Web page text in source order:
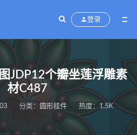
登录
JDP12个瓣坐莲浮雕素
材C487
分类： 圆形挂件 热度：1.5K